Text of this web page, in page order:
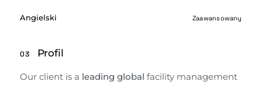
Angielski Zaawansowany
03 Profil
Our client is a leading global facility management